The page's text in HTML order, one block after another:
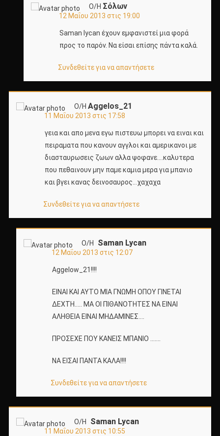
Ο/Η Σόλων
12 Μαΐου 2013 στις 19:00
Saman lycan έχουν εμφανιστεί μια φορά
προς το παρόν. Να είσαι επίσης πάντα καλά.
Συνδεθείτε για να απαντήσετε
Ο/Η Aggelos_21
11 Μαΐου 2013 στις 17:58
γεια και απο μενα εγω πιστευω μπορει να ειναι και
πειραματα που κανουν αγγλοι και αμερικανοι με
διασταυρωσεις ζωων αλλα ψοφανε….καλυτερα
που πεθαινουν μην παμε καμια μερα για μπανιο
και βγει κανας δεινοσαυρος…χαχαχα
Συνδεθείτε για να απαντήσετε
Ο/Η Saman Lycan
12 Μαΐου 2013 στις 12:07
Aggelow_21!!!!
ΕΙΝΑΙ ΚΑΙ ΑΥΤΟ ΜΙΑ ΓΝΩΜΗ ΟΠΟΥ ΓΙΝΕΤΑΙ
ΔΕΧΤΗ….. ΜΑ ΟΙ ΠΙΘΑΝΟΤΗΤΕΣ ΝΑ ΕΙΝΑΙ
ΑΛΗΘΕΙΑ ΕΙΝΑΙ ΜΗΔΑΜΙΝΕΣ….
ΠΡΟΣΕΧΕ ΠΟΥ ΚΑΝΕΙΣ ΜΠΑΝΙΟ …….
ΝΑ ΕΙΣΑΙ ΠΑΝΤΑ ΚΑΛΑ!!!!
Συνδεθείτε για να απαντήσετε
Ο/Η Saman Lycan
11 Μαΐου 2013 στις 10:55